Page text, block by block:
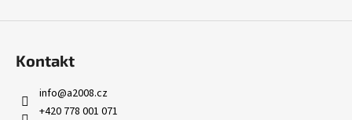
Kontakt
info@a2008.cz
+420 778 001 071